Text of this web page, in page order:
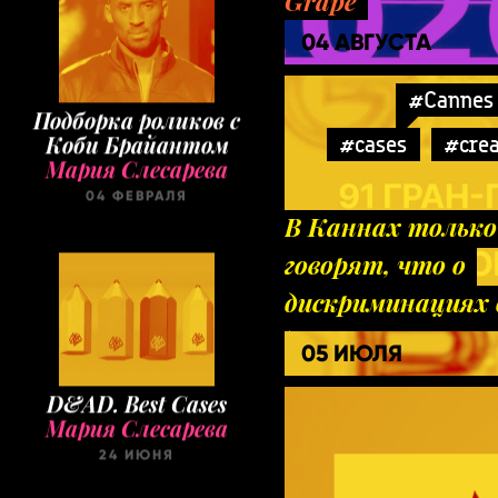
Подборка роликов с
Коби Брайантом
Мария Слесарева
04 ФЕВРАЛЯ
D&AD. Best Cases
Мария Слесарева
24 ИЮНЯ
04 АВГУСТА
#cases
В Каннах
говорят, что о
дискриминациях
05 ИЮЛЯ